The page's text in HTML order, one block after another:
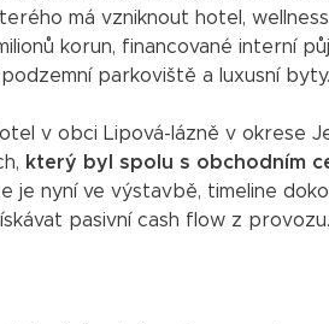
má vzniknout hotel,
korun, financované interní
parkoviště a luxusní
v obci Lipová-lázně v okrese
který byl spolu s obchodním
je nyní ve výstavbě, timeline
pasivní cash flow z provozu.